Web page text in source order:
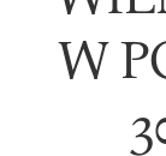
W